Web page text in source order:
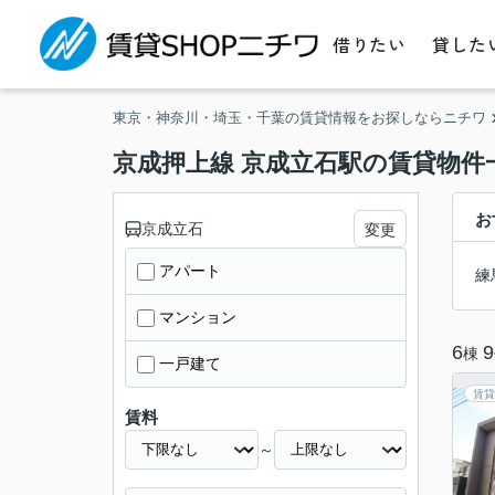
借りたい 貸した
東京・神奈川・埼玉・千葉の賃貸情報をお探しならニチワ
京成押上線 京成立石駅の賃貸物件
練
6棟 9
賃
京成立石 変更
アパート
マンション
一戸建て
賃料
～